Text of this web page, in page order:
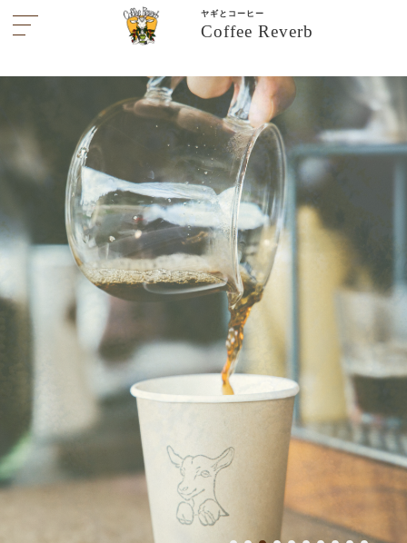
ヤギとコーヒー
Coffee Reverb
気分で3つの味変。今だからオススメできる、
ORIGAMIドリッパー。
2026/3/28
2つの手挽きミルが教えてくれる、「わたしとコーヒ
2026/3/26
2026/2/26